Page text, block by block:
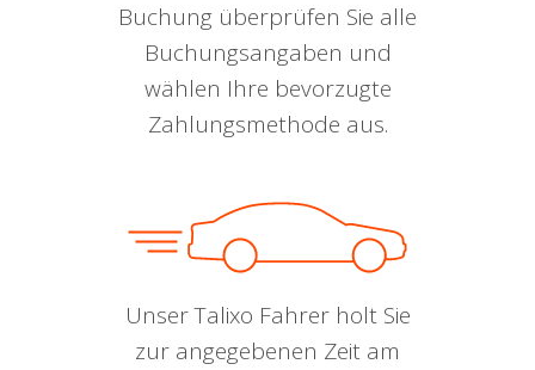
Buchung überprüfen Sie alle
Buchungsangaben und
wählen Ihre bevorzugte
Zahlungsmethode aus.
Unser Talixo Fahrer holt Sie
zur angegebenen Zeit am